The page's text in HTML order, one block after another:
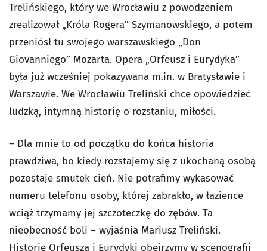
Trelińskiego, który we Wrocławiu z powodzeniem
zrealizował „Króla Rogera” Szymanowskiego, a potem
przeniósł tu swojego warszawskiego „Don
Giovanniego” Mozarta. Opera „Orfeusz i Eurydyka”
była już wcześniej pokazywana m.in. w Bratysławie i
Warszawie. We Wrocławiu Treliński chce opowiedzieć
ludzką, intymną historię o rozstaniu, miłości.
– Dla mnie to od początku do końca historia
prawdziwa, bo kiedy rozstajemy się z ukochaną osobą
pozostaje smutek cień. Nie potrafimy wykasować
numeru telefonu osoby, której zabrakło, w łazience
wciąż trzymamy jej szczoteczkę do zębów. Ta
nieobecność boli – wyjaśnia Mariusz Treliński.
Historię Orfeusza i Eurydyki obejrzymy w scenografii